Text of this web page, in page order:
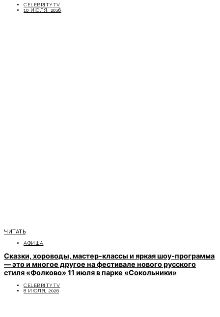
CELEBRITYTV
10 ИЮЛЯ, 2026
ЧИТАТЬ
АФИША
Сказки, хороводы, мастер-классы и яркая шоу-программа
— это и многое другое на фестивале нового русского
стиля «Фолково» 11 июля в парке «Сокольники»
CELEBRITYTV
8 ИЮЛЯ, 2026